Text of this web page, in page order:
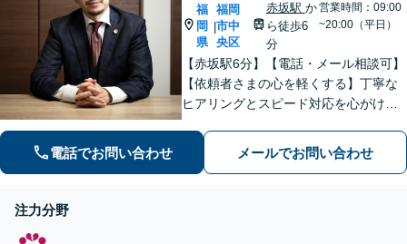
福
岡
県
|
福岡
市中
央区
赤坂駅 か
ら徒歩6
分
営業時間：09:00
~20:00（平日）
【赤坂駅6分】【電話・メール相談可】
【依頼者さまの心を軽くする】丁寧な
ヒアリングとスピード対応を心がけ、
ていただけるよう全力を尽くします。
おひとりで悩まず、お気軽にご相談く
電話でお問い合わせ メールでお問い合わせ
注力分野